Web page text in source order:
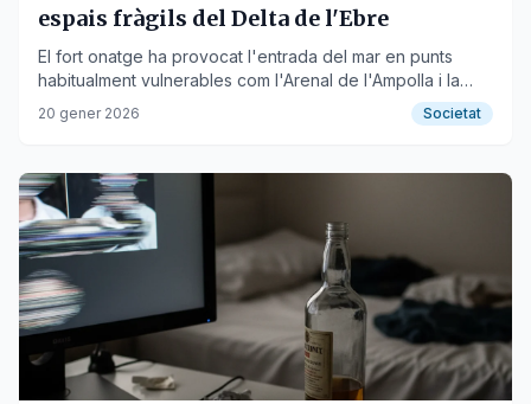
espais fràgils del Delta de l'Ebre
El fort onatge ha provocat l'entrada del mar en punts
habitualment vulnerables com l'Arenal de l'Ampolla i la
barra del Trabucador.
20 gener 2026 Societat